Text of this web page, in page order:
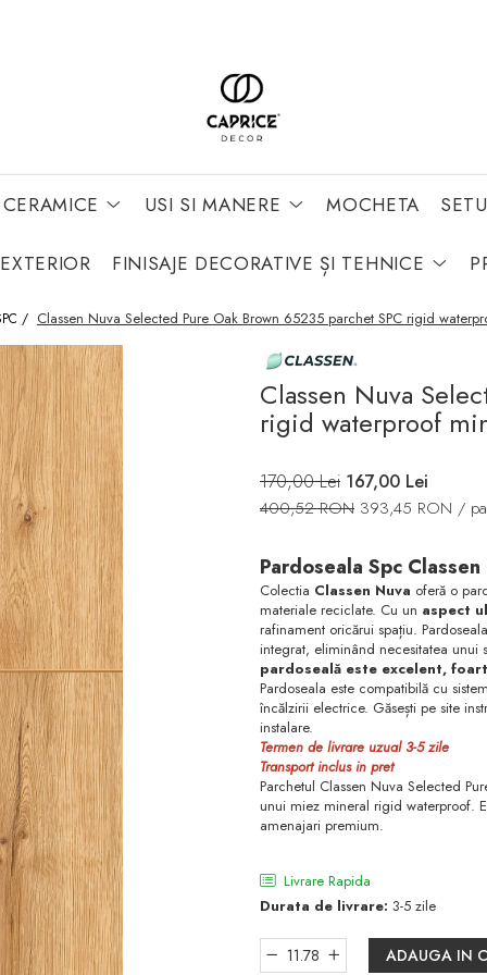
USI SI MANERE MOCHETA
FINISAJE DECORATIVE ȘI TEHNICE
/ Classen Nuva Selected Pure Oak Brown 65235 parchet SPC rigid
Classen Nuva
rigid waterproof
170,00 Lei 167,00 Lei
400,52 RON 393,45 RON /
Pardoseala Spc Classen
Colectia Classen Nuva oferă o
materiale reciclate. Cu un aspect
rafinament oricărui spațiu.
integrat, eliminând necesitatea unui
pardoseală este excelent,
Pardoseala este compatibilă cu
încălzirii electrice. Găsești pe site
instalare.
Termen de livrare uzual 3-5 zile
Transport inclus in pret
Parchetul Classen Nuva Selected
unui miez mineral rigid waterproof.
amenajari premium.
Livrare Rapida
Durata de livrare: 3-5 zile
ADAUGA IN